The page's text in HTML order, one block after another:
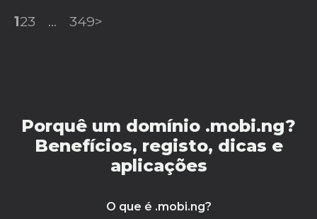
123 ... 349>
Porquê um domínio .mobi.ng?
Benefícios, registo, dicas e
aplicações
O que é .mobi.ng?